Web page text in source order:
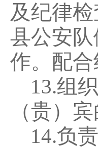
及纪律
县公安
作。配
13.组
（贵）
14.负